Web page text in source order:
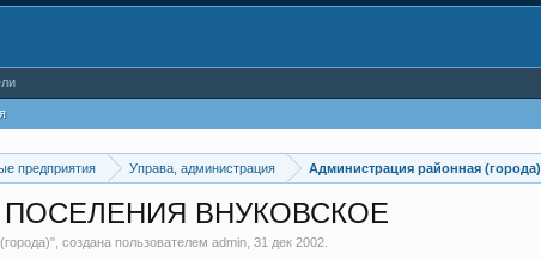
предприятия Управа, администрация Администрация районная (города)
ВНУКОВСКОЕ
", создана пользователемadmin ,31 дек 2002